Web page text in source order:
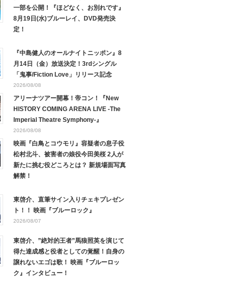
一部を公開！『ほどなく、お別れです』
8月19日(水)ブルーレイ、DVD発売決
定！
『中島健人のオールナイトニッポン』8
月14日（金）放送決定！3rdシングル
「鬼事/Fiction Love」リリース記念
2026/08/08
アリーナツアー開幕！帝コン！『New
HISTORY COMING ARENA LIVE -The
Imperial Theatre Symphony-』
2026/08/08
映画『白鳥とコウモリ』容疑者の息子役
松村北斗、被害者の娘役今田美桜 2人が
新たに挑む役どころとは？ 新規場面写真
解禁！
東啓介、直筆サイン入りチェキプレゼン
ト！！ 映画『ブルーロック』
2026/08/07
東啓介、”絶対的王者”馬狼照英を演じて
得た達成感と役者としての覚醒！自身の
譲れないエゴは歌！ 映画『ブルーロッ
ク』インタビュー！